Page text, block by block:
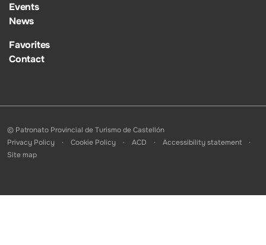
Events
News
Favorites
Contact
© Patronato Provincial de Turismo de Castellón
Privacy Policy
Cookie Policy ACD
Accessibility statement
Site map